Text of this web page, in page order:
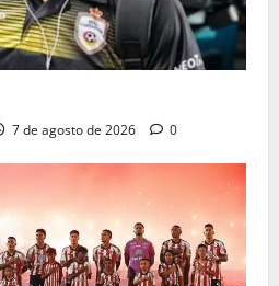
7 de agosto de 2026 0